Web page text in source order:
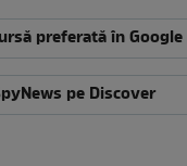
preferată în Google
pe Discover